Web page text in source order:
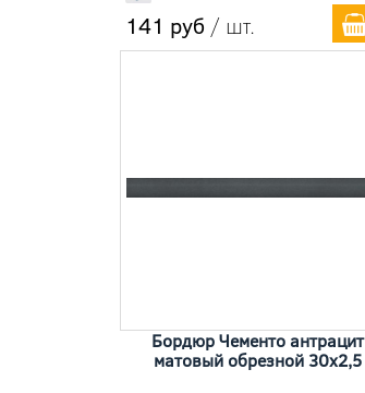
141 руб / шт.
Бордюр Чементо антрацит
матовый обрезной 30x2,5